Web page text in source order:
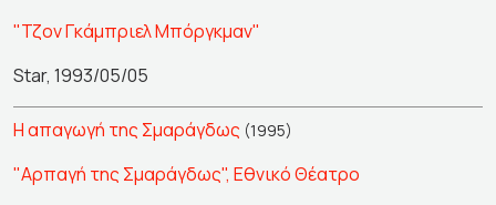
"Τζον Γκάμπριελ Μπόργκμαν"
Star, 1993/05/05
Η απαγωγή της Σμαράγδως (1995)
"Αρπαγή της Σμαράγδως", Εθνικό Θέατρο